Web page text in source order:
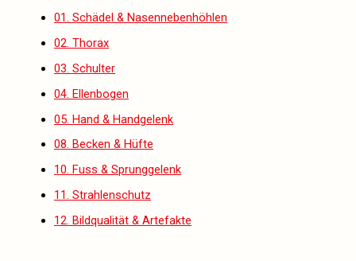
01. Schädel & Nasennebenhöhlen
02. Thorax
03. Schulter
04. Ellenbogen
05. Hand & Handgelenk
08. Becken & Hüfte
10. Fuss & Sprunggelenk
11. Strahlenschutz
12. Bildqualität & Artefakte